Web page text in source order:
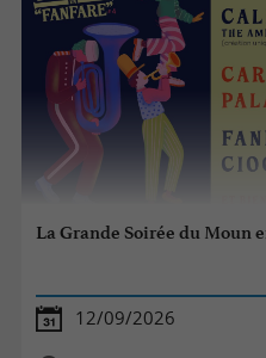
La Grande Soirée du Moun
12/09/2026